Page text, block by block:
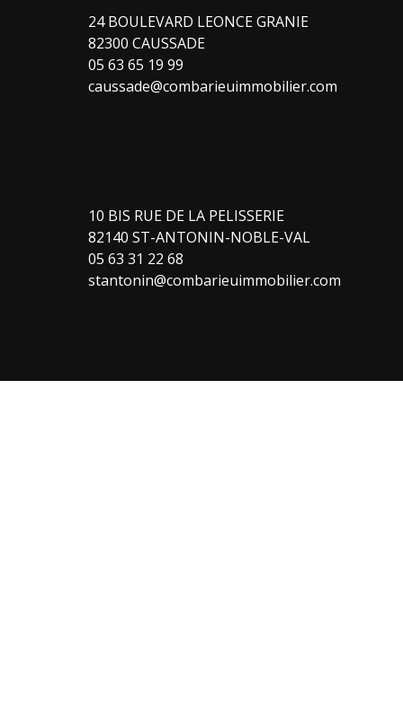
24 BOULEVARD LEONCE GRANIE
82300 CAUSSADE
05 63 65 19 99
caussade@combarieuimmobilier.com
10 BIS RUE DE LA PELISSERIE
82140 ST-ANTONIN-NOBLE-VAL
05 63 31 22 68
stantonin@combarieuimmobilier.com